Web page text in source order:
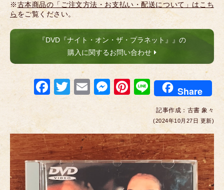
※古本商品の「ご注文方法・お支払い・配送について」はこち
ら をご覧ください。
『DVD『ナイト・オン・ザ・プラネット』』の
購入に関するお問い合わせ
F
a
c
e
b
o
o
T
wi
er
E
m
M
ss
e
n
g
er
Pi
nt
er
e
st
Li
n
e
Share
記事作成： 古書 象々
(2024年10月27日 更新)